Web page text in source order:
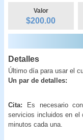
Valor
$200.00
Detalles
Último día para usar el
Un par de detalles:
Cita: Es necesario
servicios incluidos en el
minutos cada una.